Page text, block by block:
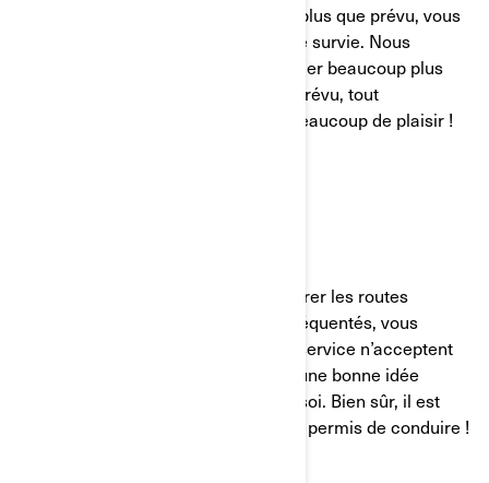
Si le trajet est si agréable qu’il dure plus que prévu, vous
avez besoin de cela dans votre kit de survie. Nous
sommes nombreux à finalement rouler beaucoup plus
longtemps que ce que nous avions prévu, tout
simplement parce nous y prenons beaucoup de plaisir !
Lorsque vous commencerez à explorer les routes
secondaires et les endroits moins fréquentés, vous
constaterez que toutes les stations-service n’acceptent
pas les cartes de crédit. C’est donc une bonne idée
d’avoir toujours un peu d’argent sur soi. Bien sûr, il est
aussi essentiel de toujours avoir son permis de conduire !